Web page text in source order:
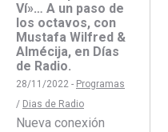
Ví»… A un paso de
los octavos, con
Mustafa Wilfred &
Almécija, en Días
de Radio.
28/11/2022 - Programas
/ Dias de Radio
Nueva conexión